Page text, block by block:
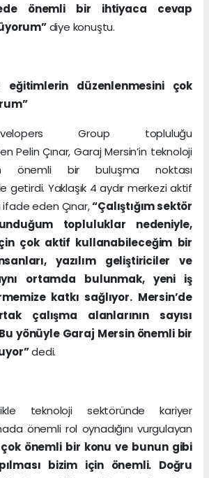
önemli bir ihtiyaca cevap
diye konuştu.
eğitimlerin düzenlenmesini çok
Group topluluğu
Pelin Çınar, Garaj Mersin’in teknoloji
önemli bir buluşma noktası
getirdi. Yaklaşık 4 aydır merkezi aktif
ifade eden Çınar,“Çalıştığım sektör
topluluklar nedeniyle,
çok aktif kullanabileceğim bir
yazılım geliştiriciler ve
ortamda bulunmak, yeni iş
katkı sağlıyor. Mersin’de
çalışma alanlarının sayısı
Bu yönüyle Garaj Mersin önemli bir
dedi.
teknoloji sektöründe kariyer
önemli rol oynadığını vurgulayan
çok önemli bir konu ve bunun gibi
bizim için önemli. Doğru